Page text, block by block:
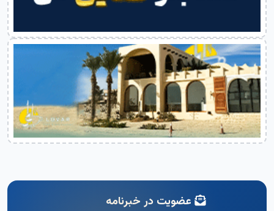
عضویت در خبرنامه